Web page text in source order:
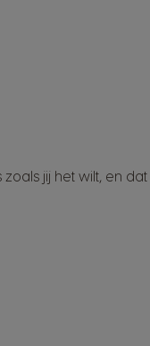
jij het wilt, en dat